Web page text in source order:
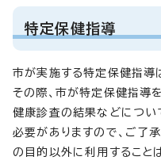
特定保健指導
市が実施する特定保健指導
その際、市が特定保健指導
健康診査の結果などについ
必要がありますので、ご了
の目的以外に利用すること